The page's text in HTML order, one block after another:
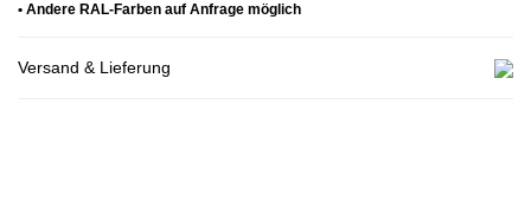
• Andere RAL-Farben auf Anfrage möglich
Versand & Lieferung